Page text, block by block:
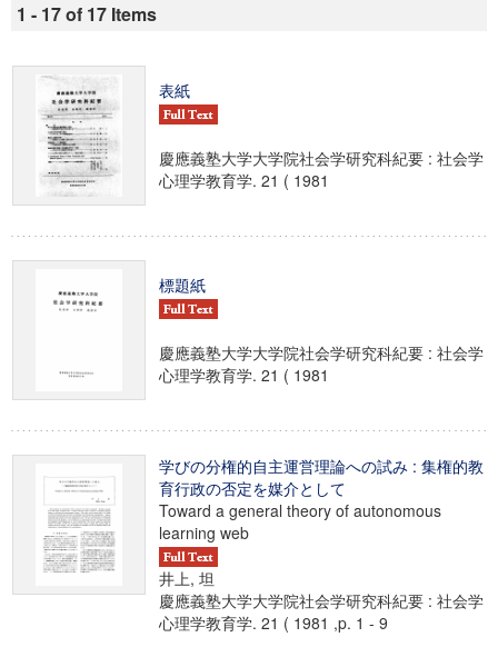
1 - 17 of 17 Items
表紙
慶應義塾大学大学院社会学研究科紀要 : 社会学
心理学教育学. 21 ( 1981
標題紙
慶應義塾大学大学院社会学研究科紀要 : 社会学
心理学教育学. 21 ( 1981
学びの分権的自主運営理論への試み : 集権的教
育行政の否定を媒介として
Toward a general theory of autonomous
learning web
井上, 坦
慶應義塾大学大学院社会学研究科紀要 : 社会学
心理学教育学. 21 ( 1981 ,p. 1 - 9